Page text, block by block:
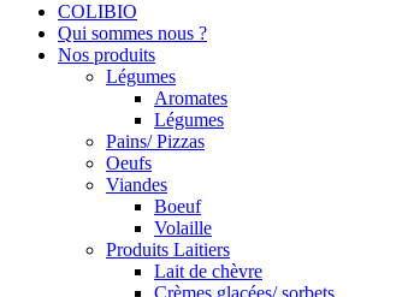
COLIBIO
Qui sommes nous ?
Nos produits
Légumes
Aromates
Légumes
Pains/ Pizzas
Oeufs
Viandes
Boeuf
Volaille
Produits Laitiers
Lait de chèvre
Crèmes glacées/ sorbets